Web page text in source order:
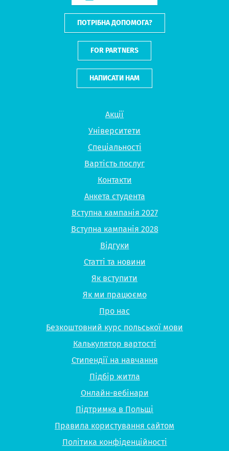
Акції
Університети
Спеціальності
Вартість послуг
Контакти
Анкета студента
Вступна кампанія 2027
Вступна кампанія 2028
Відгуки
Статті та новини
Як вступити
Як ми працюємо
Про нас
Безкоштовний курс польської мови
Калькулятор вартості
Стипендії на навчання
Підбір житла
Онлайн-вебінари
Підтримка в Польщі
Правила користування сайтом
Політика конфіденційності
ПОТРІБНА ДОПОМОГА?
FOR PARTNERS
НАПИСАТИ НАМ